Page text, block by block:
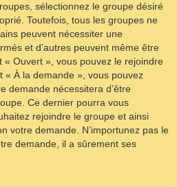
sélectionnez le groupe désiré
Toutefois, tous les groupes ne
peuvent nécessiter une
et d’autres peuvent même être
« Ouvert », vous pouvez le rejoindre
« À la demande », vous pouvez
demande nécessitera d’être
Ce dernier pourra vous
rejoindre le groupe et ainsi
votre demande. N’importunez pas le
demande, il a sûrement ses